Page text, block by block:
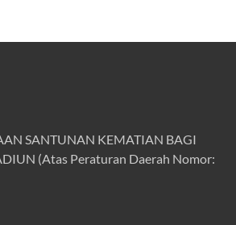
SANTUNAN KEMATIAN BAGI
(Atas Peraturan Daerah Nomor: